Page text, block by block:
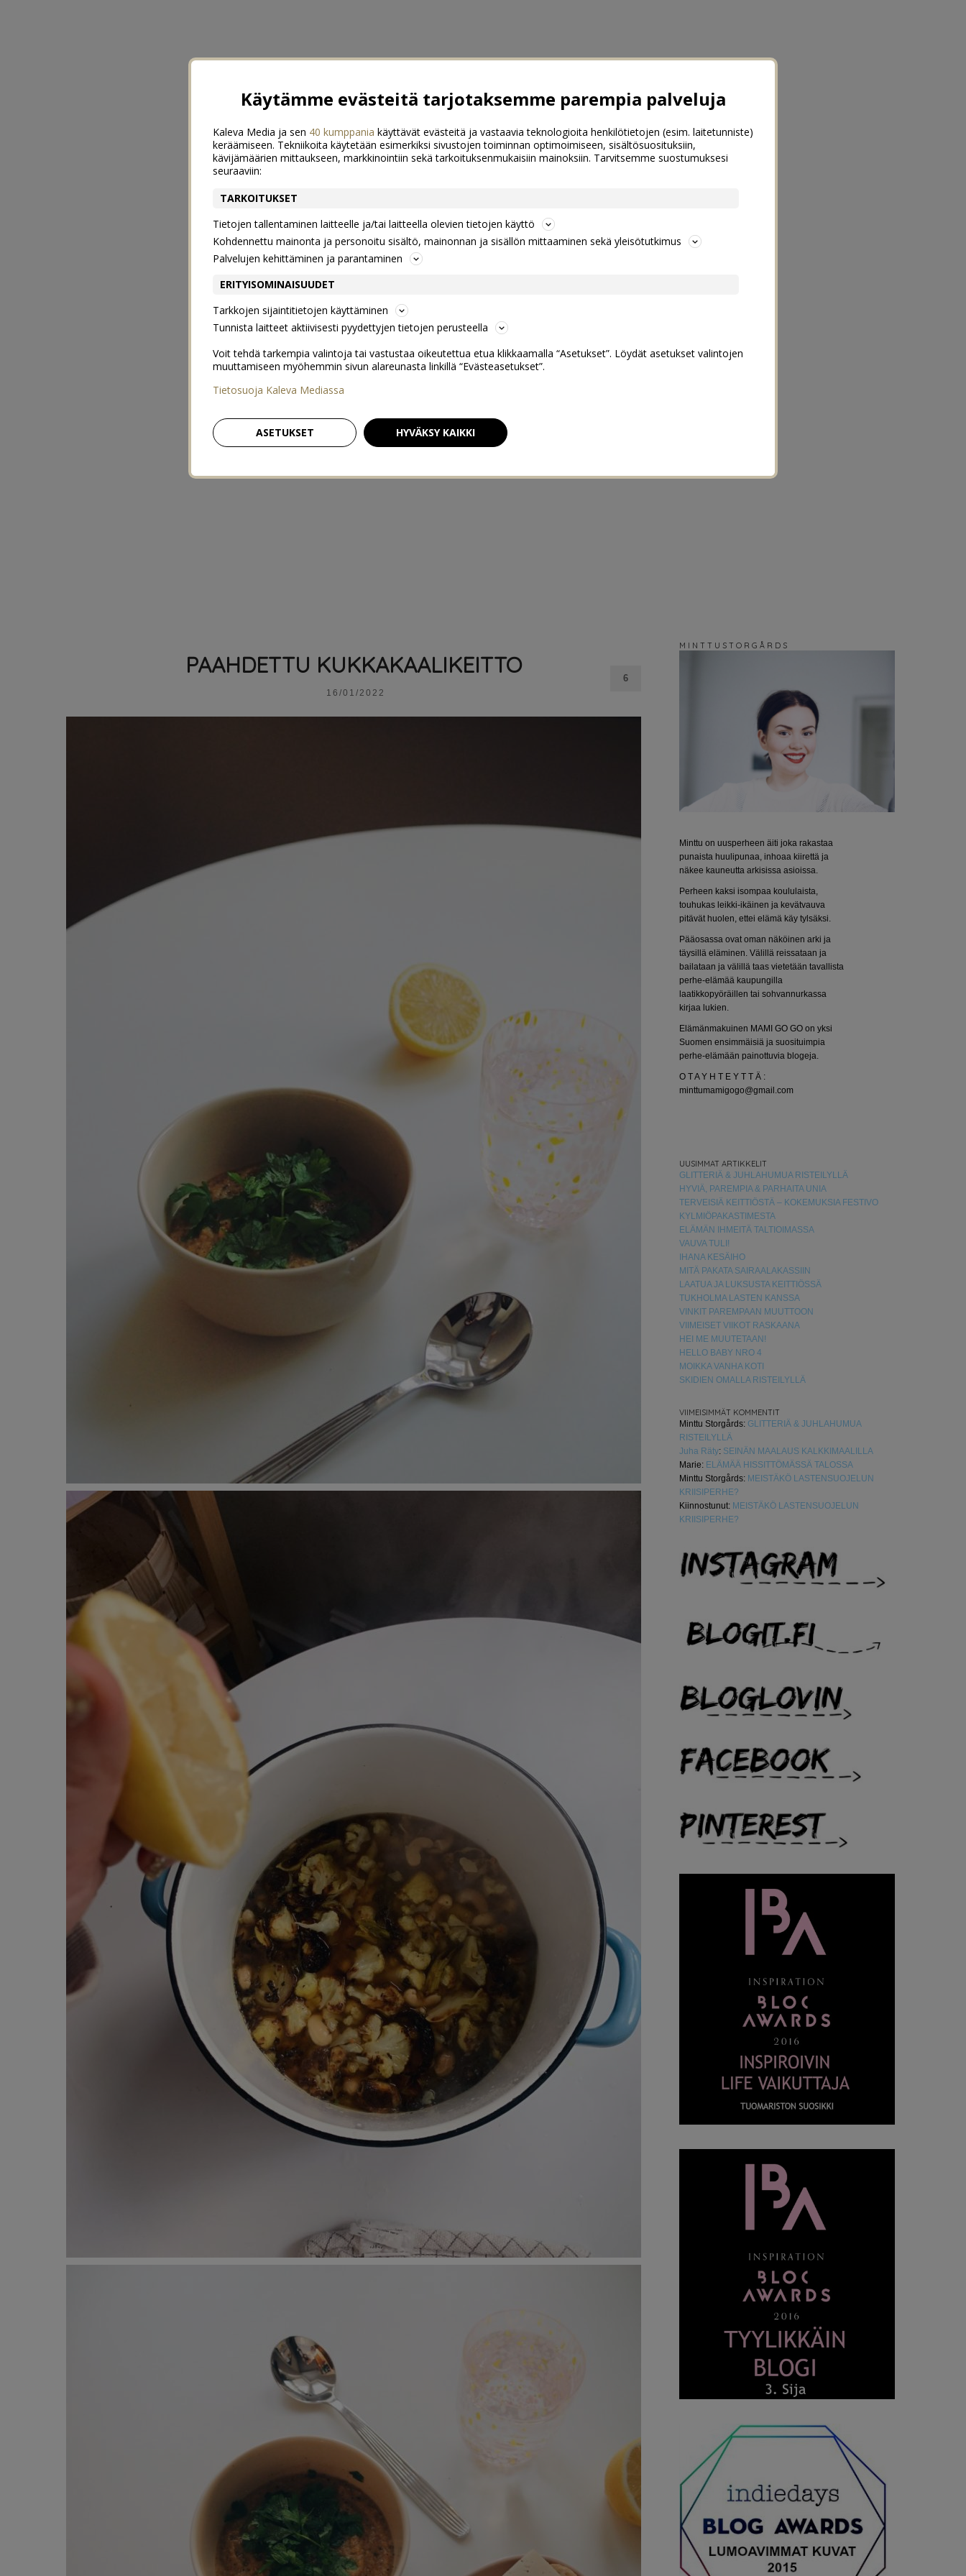
PAAHDETTU KUKKAKAALIKEITTO
16/01/2022
6
M I N T T U S T O R G Å R D S
Minttu on uusperheen äiti joka rakastaa
punaista huulipunaa, inhoaa kiirettä ja
näkee kauneutta arkisissa asioissa.
Perheen kaksi isompaa koululaista,
touhukas leikki-ikäinen ja kevätvauva
pitävät huolen, ettei elämä käy tylsäksi.
Pääosassa ovat oman näköinen arki ja
täysillä eläminen. Välillä reissataan ja
bailataan ja välillä taas vietetään tavallista
perhe-elämää kaupungilla
laatikkopyöräillen tai sohvannurkassa
kirjaa lukien.
Elämänmakuinen MAMI GO GO on yksi
Suomen ensimmäisiä ja suosituimpia
perhe-elämään painottuvia blogeja.
O T A Y H T E Y T T Ä :
minttumamigogo@gmail.com
UUSIMMAT ARTIKKELIT
GLITTERIÄ & JUHLAHUMUA RISTEILYLLÄ
HYVIÄ, PAREMPIA & PARHAITA UNIA
TERVEISIÄ KEITTIÖSTÄ – KOKEMUKSIA FESTIVO
KYLMIÖPAKASTIMESTA
ELÄMÄN IHMEITÄ TALTIOIMASSA
VAUVA TULI!
IHANA KESÄIHO
MITÄ PAKATA SAIRAALAKASSIIN
LAATUA JA LUKSUSTA KEITTIÖSSÄ
TUKHOLMA LASTEN KANSSA
VINKIT PAREMPAAN MUUTTOON
VIIMEISET VIIKOT RASKAANA
HEI ME MUUTETAAN!
HELLO BABY NRO 4
MOIKKA VANHA KOTI
SKIDIEN OMALLA RISTEILYLLÄ
VIIMEISIMMÄT KOMMENTIT
Minttu Storgårds: GLITTERIÄ & JUHLAHUMUA
RISTEILYLLÄ
Juha Räty: SEINÄN MAALAUS KALKKIMAALILLA
Marie: ELÄMÄÄ HISSITTÖMÄSSÄ TALOSSA
Minttu Storgårds: MEISTÄKÖ LASTENSUOJELUN
KRIISIPERHE?
Kiinnostunut: MEISTÄKÖ LASTENSUOJELUN
KRIISIPERHE?
Käytämme evästeitä tarjotaksemme parempia palveluja
Kaleva Media ja sen 40 kumppania käyttävät evästeitä ja vastaavia teknologioita henkilötietojen (esim. laitetunniste)
keräämiseen. Tekniikoita käytetään esimerkiksi sivustojen toiminnan optimoimiseen, sisältösuosituksiin,
kävijämäärien mittaukseen, markkinointiin sekä tarkoituksenmukaisiin mainoksiin. Tarvitsemme suostumuksesi
seuraaviin:
TARKOITUKSET
Tietojen tallentaminen laitteelle ja/tai laitteella olevien tietojen käyttö
Kohdennettu mainonta ja personoitu sisältö, mainonnan ja sisällön mittaaminen sekä yleisötutkimus
Palvelujen kehittäminen ja parantaminen
ERITYISOMINAISUUDET
Tarkkojen sijaintitietojen käyttäminen
Tunnista laitteet aktiivisesti pyydettyjen tietojen perusteella
Voit tehdä tarkempia valintoja tai vastustaa oikeutettua etua klikkaamalla “Asetukset”. Löydät asetukset valintojen
muuttamiseen myöhemmin sivun alareunasta linkillä “Evästeasetukset”.
Tietosuoja Kaleva Mediassa
ASETUKSET HYVÄKSY KAIKKI